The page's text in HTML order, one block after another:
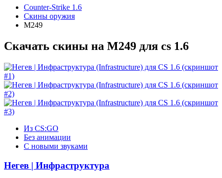
Counter-Strike 1.6
Скины оружия
M249
Скачать скины на M249 для cs 1.6
Из CS:GO
Без анимации
С новыми звуками
Негев | Инфраструктура